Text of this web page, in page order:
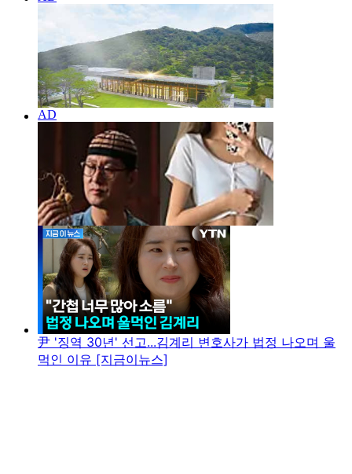
尹 '징역 30년' 선고...김계리 변호사가 법정 나오며 울
먹인 이유 [지금이뉴스]